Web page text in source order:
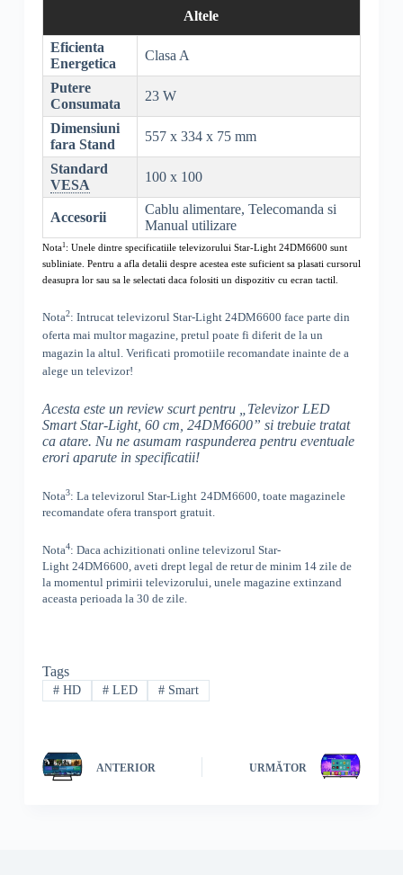
Altele
Eficienta
Energetica
Clasa A
Putere
Consumata
23 W
Dimensiuni
fara Stand
557 x 334 x 75 mm
Standard
VESA
100 x 100
Accesorii
Cablu alimentare, Telecomanda si
Manual utilizare
Nota1: Unele dintre specificatiile televizorului Star-Light 24DM6600 sunt
subliniate. Pentru a afla detalii despre acestea este suficient sa plasati cursorul
deasupra lor sau sa le selectati daca folositi un dispozitiv cu ecran tactil.
Nota2: Intrucat televizorul Star-Light 24DM6600 face parte din
oferta mai multor magazine, pretul poate fi diferit de la un
magazin la altul. Verificati promotiile recomandate inainte de a
alege un televizor!
Acesta este un review scurt pentru „ Televizor LED
Smart Star-Light, 60 cm, 24DM6600” si trebuie tratat
ca atare. Nu ne asumam raspunderea pentru eventuale
erori aparute in specificatii!
Nota3: La televizorul Star-Light 24DM6600, toatemagazinele
recomandate ofera transport gratuit.
Nota4: Daca achizitionati online televizorul Star-
Light 24DM6600,aveti drept legal de retur de minim 14 zile de
la momentul primirii televizorului, unele magazine extinzand
aceasta perioada la 30 de zile.
Tags
#HD #LED # Smart
ANTERIOR URMĂTOR